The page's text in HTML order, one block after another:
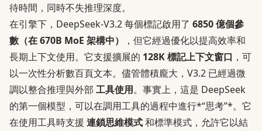
待時間，同時不失推理深度。
在引擎下，DeepSeek-V3.2 每個標記啟用了 6850 億個參
數（在 670B MoE 架構中）
，但它經過優化以提高效率和
長期上下文使用。它支援擴展的 128K 標記上下文窗口 ，可
以一次性分析數百頁文本。儘管體積龐大，V3.2 已經過微
調以整合推理與外部 工具使用。事實上，這是 DeepSeek
的第一個模型，可以在調用工具的過程中進行*“思考”*。它
在使用工具時支援 連鎖思維模式和標準模式，允許它以結